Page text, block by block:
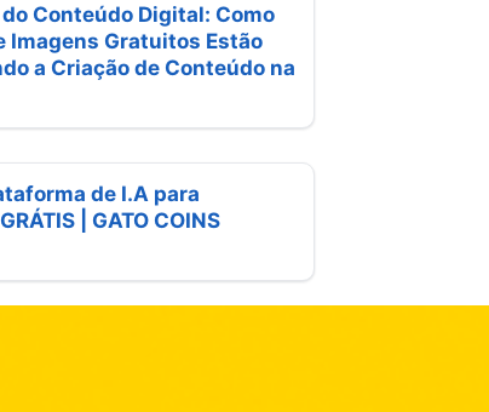
Conteúdo Digital: Como
Imagens Gratuitos Estão
a Criação de Conteúdo na
de I.A para
| GATO COINS